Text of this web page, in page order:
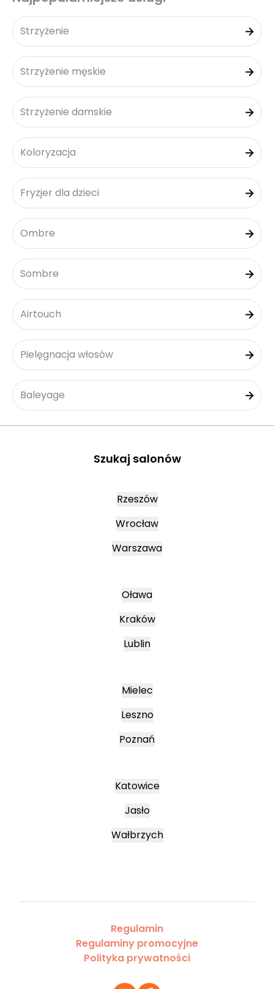
Strzyżenie
Strzyżenie męskie
Strzyżenie damskie
Koloryzacja
Fryzjer dla dzieci
Ombre
Sombre
Airtouch
Pielęgnacja włosów
Baleyage
Szukaj salonów
Rzeszów
Wrocław
Warszawa
Oława
Kraków
Lublin
Mielec
Leszno
Poznań
Katowice
Jasło
Wałbrzych
Regulamin
Regulaminy promocyjne
Polityka prywatności